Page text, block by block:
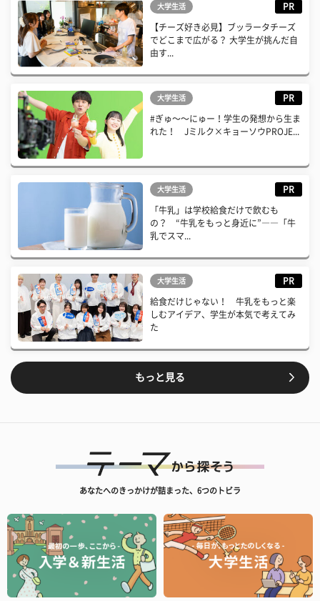
大学生活 PR
【チーズ好き必見】ブッラータチーズ
でどこまで広がる？ 大学生が挑んだ自
由す...
大学生活 PR
#ぎゅ〜〜にゅー！学生の発想から生ま
れた！ Jミルク×キョーソウPROJE...
大学生活 PR
「牛乳」は学校給食だけで飲むも
の？ “牛乳をもっと身近に”――「牛
乳でスマ...
大学生活 PR
給食だけじゃない！ 牛乳をもっと楽
しむアイデア、学生が本気で考えてみ
た
もっと見る
あなたへのきっかけが詰まった、6つのトビラ